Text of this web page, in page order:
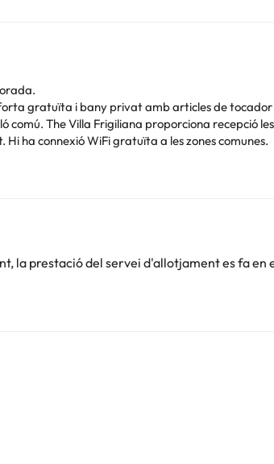
gratuïta i bany privat amb articles de
comú. The Villa Frigiliana proporciona recepció
ha connexió WiFi gratuïta a les zones comunes.
la prestació del servei d'allotjament es fa